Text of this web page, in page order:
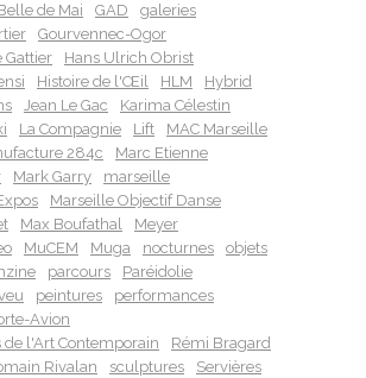
de Mai
GAD
galeries
Gourvennec-Ogor
Gattier
Hans Ulrich Obrist
Histoire de l'Œil HLM
Hybrid
Jean Le Gac
Karima Célestin
La Compagnie Lift
MAC Marseille
284c
Marc Etienne
Mark Garry
marseille
Marseille Objectif Danse
Max Boufathal
Meyer
MuCEM Muga nocturnes
objets
parcours
Paréidolie
peintures
performances
Avion
de l'Art Contemporain
Rémi Bragard
Rivalan sculptures
Servières